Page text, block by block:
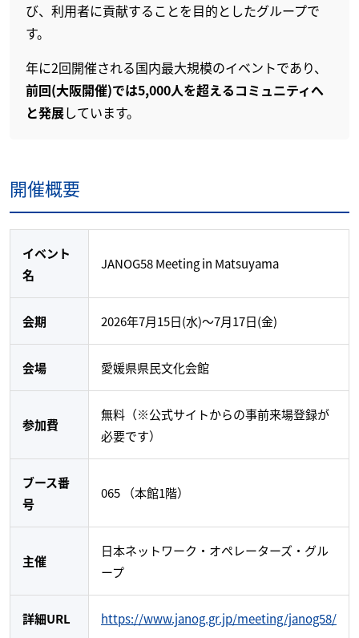
び、利用者に貢献することを目的としたグループで
す。
年に2回開催される国内最大規模のイベントであり、
前回(大阪開催)では5,000人を超えるコミュニティへ
と発展しています。
開催概要
イベント
名
JANOG58 Meeting in Matsuyama
会期 2026年7月15日(水)～7月17日(金)
会場 愛媛県県民文化会館
参加費
無料（※公式サイトからの事前来場登録が
必要です）
ブース番
号
065 （本館1階）
主催
日本ネットワーク・オペレーターズ・グル
ープ
詳細URL https://www.janog.gr.jp/meeting/janog58/